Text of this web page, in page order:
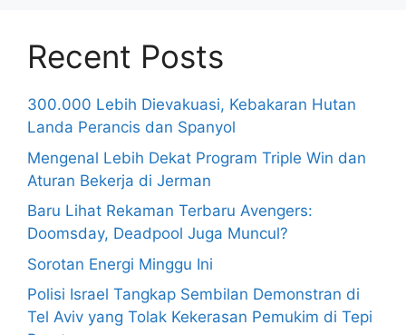
Recent Posts
300.000 Lebih Dievakuasi, Kebakaran Hutan
Landa Perancis dan Spanyol
Mengenal Lebih Dekat Program Triple Win dan
Aturan Bekerja di Jerman
Baru Lihat Rekaman Terbaru Avengers:
Doomsday, Deadpool Juga Muncul?
Sorotan Energi Minggu Ini
Polisi Israel Tangkap Sembilan Demonstran di
Tel Aviv yang Tolak Kekerasan Pemukim di Tepi